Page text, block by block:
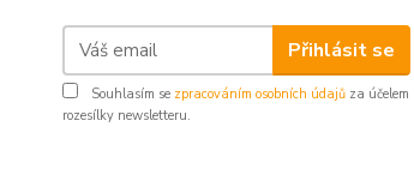
Přihlásit se
Souhlasím se zpracováním osobních údajů za účelem
rozesílky newsletteru.